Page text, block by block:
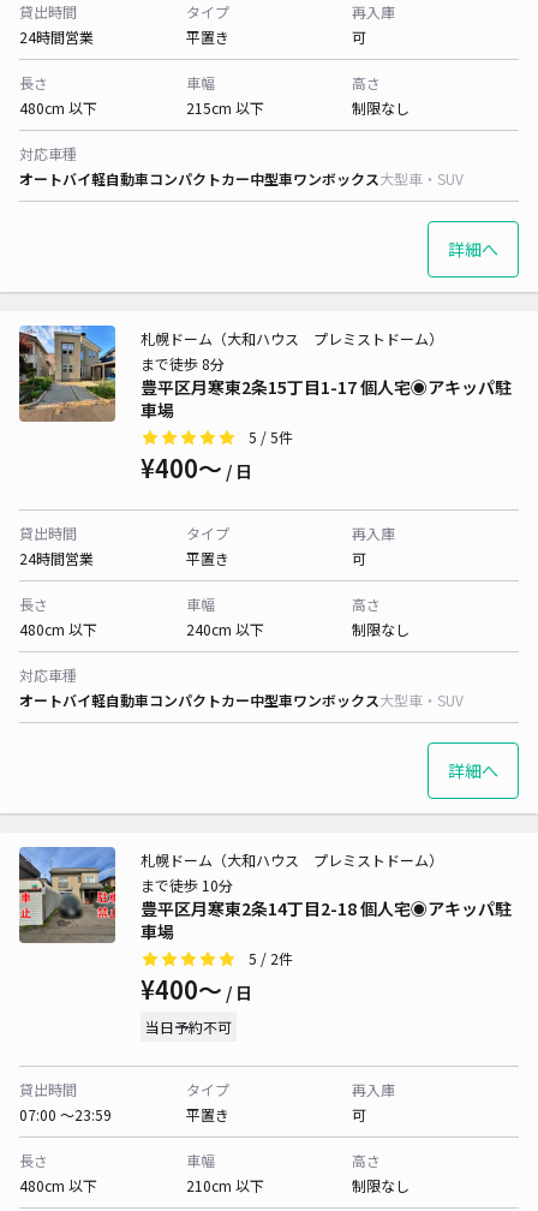
貸出時間
24時間営業
タイプ
平置き
再入庫
可
長さ
480cm 以下
車幅
215cm 以下
高さ
制限なし
対応車種
オートバイ軽自動車コンパクトカー中型車ワンボックス大型車・SUV
詳細へ
豊平区月寒東2条15丁目1-17 個人宅◉アキッパ駐
車場
札幌ドーム（大和ハウス プレミストドーム）
まで徒歩 8分
5 / 5件
¥400〜 / 日
貸出時間
24時間営業
タイプ
平置き
再入庫
可
長さ
480cm 以下
車幅
240cm 以下
高さ
制限なし
対応車種
オートバイ軽自動車コンパクトカー中型車ワンボックス大型車・SUV
詳細へ
豊平区月寒東2条14丁目2-18 個人宅◉アキッパ駐
車場
札幌ドーム（大和ハウス プレミストドーム）
まで徒歩 10分
5 / 2件
¥400〜 / 日
当日予約不可
貸出時間
07:00 〜23:59
タイプ
平置き
再入庫
可
長さ
480cm 以下
車幅
210cm 以下
高さ
制限なし